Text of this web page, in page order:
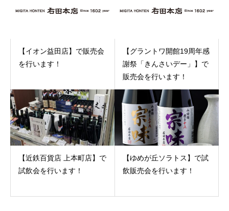
【イオン益田店】で販売会
を行います！
【グラントワ開館19周年感
謝祭「きんさいデー」】で
販売会を行います！
【近鉄百貨店 上本町店】で
試飲会を行います！
【ゆめが丘ソラトス】で試
飲販売会を行います！